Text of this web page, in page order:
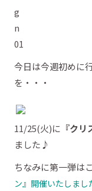
今日は今週初めに
を・・・
11/25(火)に 『ク
ました♪
ちなみに第一弾
ン』開催いたしまし